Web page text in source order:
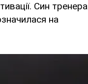
Син тренера
на